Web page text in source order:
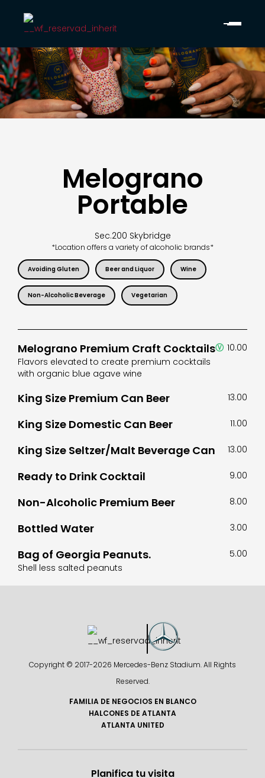
Melograno
Portable
Sec.200 Skybridge
*Location offers a variety of alcoholic brands*
Avoiding Gluten Beer and Liquor Wine
Non-Alcoholic Beverage Vegetarian
Melograno Premium Craft CocktailsⓋ
Flavors elevated to create premium cocktails
with organic blue agave wine
10.00
King Size Premium Can Beer 13.00
King Size Domestic Can Beer 11.00
King Size Seltzer/Malt Beverage Can 13.00
Ready to Drink Cocktail 9.00
Non-Alcoholic Premium Beer 8.00
Bottled Water 3.00
Bag of Georgia Peanuts.
Shell less salted peanuts
5.00
Copyright © 2017-2026 Mercedes-Benz Stadium. All Rights
Reserved.
FAMILIA DE NEGOCIOS EN BLANCO
HALCONES DE ATLANTA
ATLANTA UNITED
Planifica tu visita